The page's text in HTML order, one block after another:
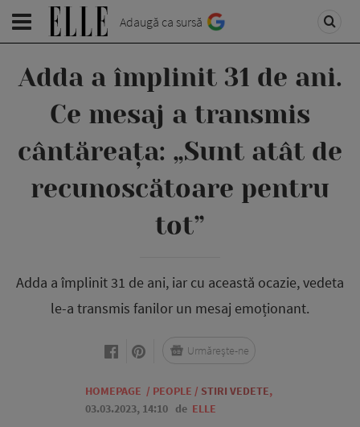
Adaugă ca sursă
Adda a împlinit 31 de ani.
Ce mesaj a transmis
cântăreața: „Sunt atât de
recunoscătoare pentru
tot”
Adda a împlinit 31 de ani, iar cu această ocazie, vedeta
le-a transmis fanilor un mesaj emoționant.
HOMEPAGE / PEOPLE / STIRI VEDETE,
03.03.2023, 14:10 de ELLE
Urmărește-ne